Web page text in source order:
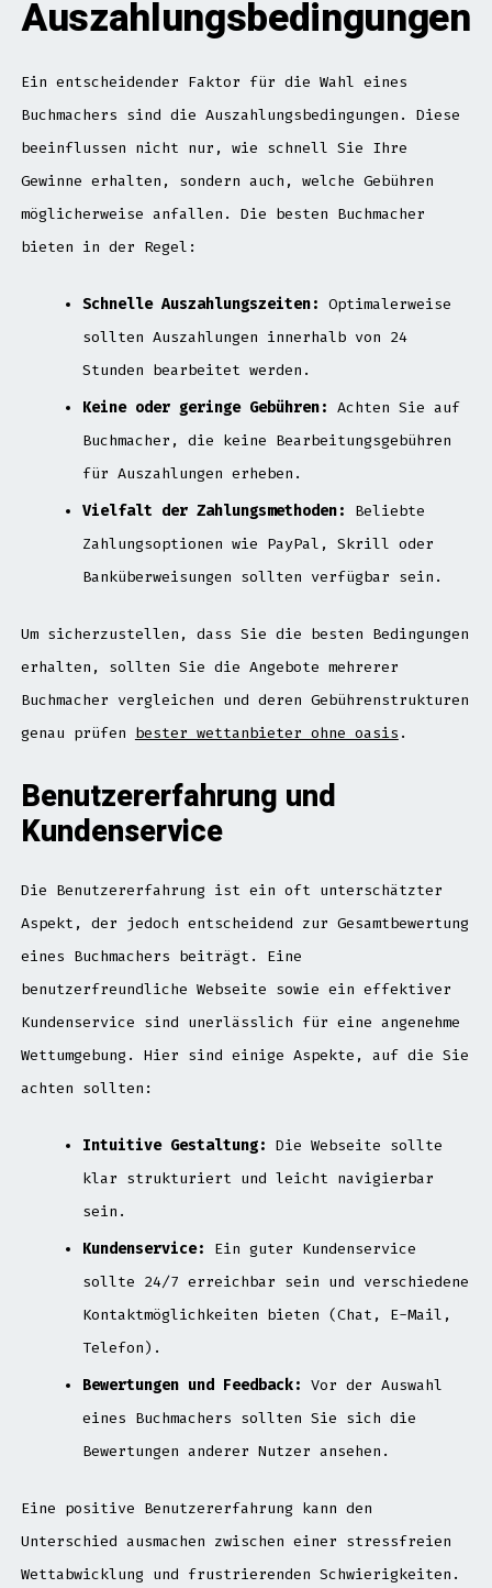
Auszahlungsbedingungen
Ein entscheidender Faktor für die Wahl eines
Buchmachers sind die Auszahlungsbedingungen. Diese
beeinflussen nicht nur, wie schnell Sie Ihre
Gewinne erhalten, sondern auch, welche Gebühren
möglicherweise anfallen. Die besten Buchmacher
bieten in der Regel:
Schnelle Auszahlungszeiten: Optimalerweise
sollten Auszahlungen innerhalb von 24
Stunden bearbeitet werden.
Keine oder geringe Gebühren: Achten Sie auf
Buchmacher, die keine Bearbeitungsgebühren
für Auszahlungen erheben.
Vielfalt der Zahlungsmethoden:
Beliebte
Zahlungsoptionen wie PayPal, Skrill oder
Banküberweisungen sollten verfügbar sein.
Um sicherzustellen, dass Sie die besten Bedingungen
erhalten, sollten Sie die Angebote mehrerer
Buchmacher vergleichen und deren Gebührenstrukturen
genau prüfen bester wettanbieter ohne oasis .
Benutzererfahrung und
Kundenservice
Die Benutzererfahrung ist ein oft unterschätzter
Aspekt, der jedoch entscheidend zur Gesamtbewertung
eines Buchmachers beiträgt. Eine
benutzerfreundliche Webseite sowie ein effektiver
Kundenservice sind unerlässlich für eine angenehme
Wettumgebung. Hier sind einige Aspekte, auf die Sie
achten sollten:
Intuitive Gestaltung: Die Webseite sollte
klar strukturiert und leicht navigierbar
sein.
Kundenservice:
Ein guter Kundenservice
sollte 24/7 erreichbar sein und verschiedene
Kontaktmöglichkeiten bieten (Chat, E-Mail,
Telefon).
Bewertungen und Feedback: Vor der Auswahl
eines Buchmachers sollten Sie sich die
Bewertungen anderer Nutzer ansehen.
Eine positive Benutzererfahrung kann den
Unterschied ausmachen zwischen einer stressfreien
Wettabwicklung und frustrierenden Schwierigkeiten.